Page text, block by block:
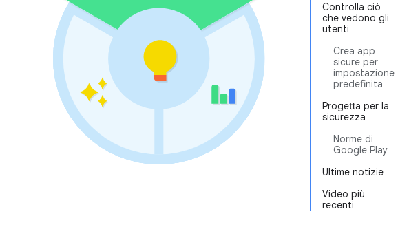
Controlla ciò
che vedono gli
utenti
Crea app
sicure per
impostazione
predefinita
Progetta per la
sicurezza
Norme di
Google Play
Ultime notizie
Video più
recenti